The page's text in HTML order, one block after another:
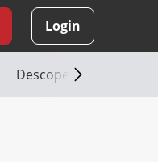
Login
Descoperă România